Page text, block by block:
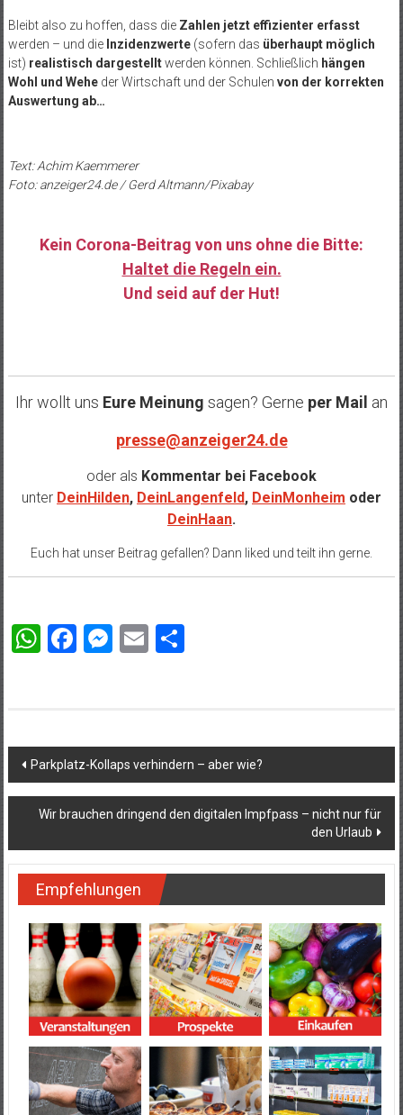
Bleibt also zu hoffen, dass die Zahlen jetzt effizienter erfasst
werden – und die Inzidenzwerte(sofern das überhaupt möglich
ist) realistisch dargestelltwerden können. Schließlich hängen
Wohl und Wehe der Wirtschaft und der Schulen von der korrekten
Auswertung ab…
Text: Achim Kaemmerer
Foto: anzeiger24.de / Gerd Altmann/Pixabay
Kein Corona-Beitrag von uns ohne die Bitte:
Haltet die Regeln ein.
Und seid auf der Hut!
Ihr wollt uns Eure Meinung sagen? Gerne per Mail an
presse@anzeiger24.de
oder als Kommentar bei Facebook
unter DeinHilden, DeinLangenfeld, DeinMonheim oder
DeinHaan.
Euch hat unser Beitrag gefallen? Dann liked und teilt ihn gerne.
WhatsApp
Facebook
Messenger
EmailTeilen
Beitragsnavigation
Parkplatz-Kollaps verhindern – aber wie?
Wir brauchen dringend den digitalen Impfpass – nicht nur für
den Urlaub
Empfehlungen